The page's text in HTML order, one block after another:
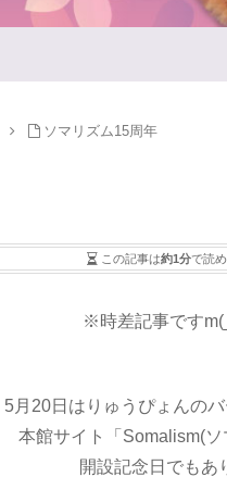
ソマリズム15周年
この記事は約1分で読め
※時差記事です
5月20日はりゅうぴょんの
本館サイト「Somalism(
開設記念日でもあ